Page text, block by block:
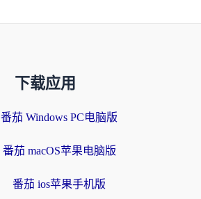
下载应用
番茄 Windows PC电脑版
番茄 macOS苹果电脑版
番茄 ios苹果手机版